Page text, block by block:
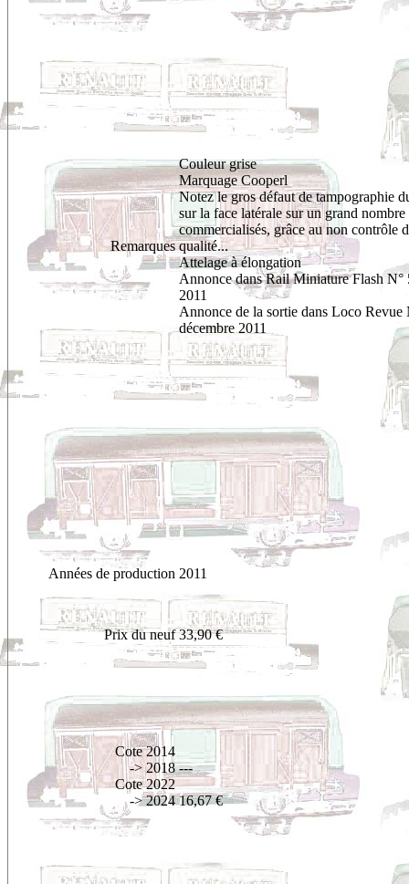
Remarques
Couleur grise
Marquage Cooperl
Notez le gros défaut de tampographie
sur la face latérale sur un grand
commercialisés, grâce au non contrôle
qualité...
Attelage à élongation
Annonce dans Rail Miniature Flash N°
2011
Annonce de la sortie dans Loco Revue
décembre 2011
Années de production 2011
Prix du neuf 33,90 €
Cote 2014
-> 2018
Cote 2022
-> 2024
---
16,67 €